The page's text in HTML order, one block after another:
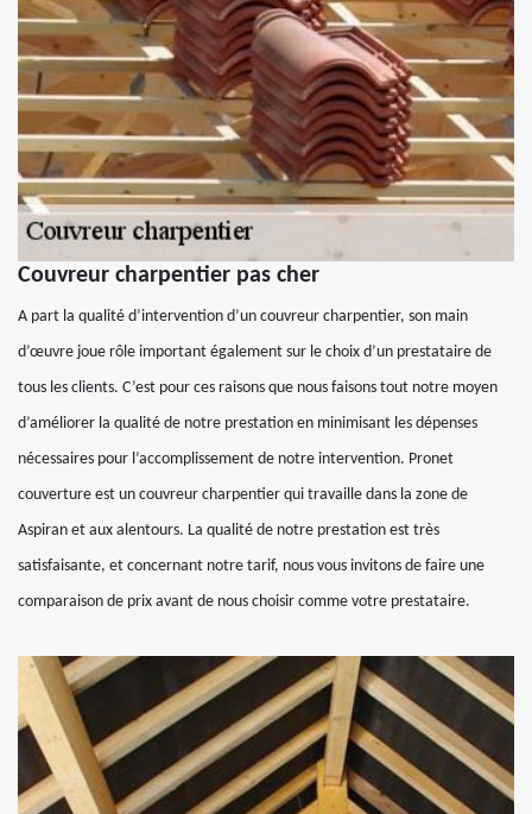
Couvreur charpentier pas cher
A part la qualité d’intervention d’un couvreur charpentier, son main
d’œuvre joue rôle important également sur le choix d’un prestataire de
tous les clients. C’est pour ces raisons que nous faisons tout notre moyen
d’améliorer la qualité de notre prestation en minimisant les dépenses
nécessaires pour l’accomplissement de notre intervention. Pronet
couverture est un couvreur charpentier qui travaille dans la zone de
Aspiran et aux alentours. La qualité de notre prestation est très
satisfaisante, et concernant notre tarif, nous vous invitons de faire une
comparaison de prix avant de nous choisir comme votre prestataire.